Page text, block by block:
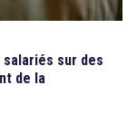
sur des
de la